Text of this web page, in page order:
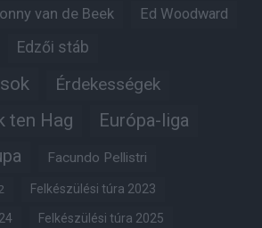
van de Beek Ed Woodward
Edzői stáb
Érdekességek
ten Hag Európa-liga
Facundo Pellistri
Felkészülési túra 2023
Felkészülési túra 2025